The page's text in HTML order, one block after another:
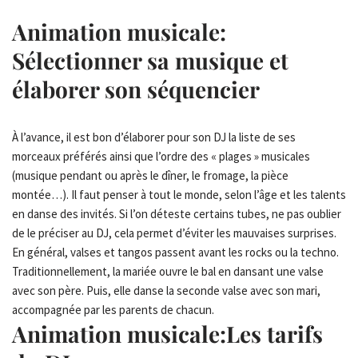
Animation musicale:
Sélectionner sa musique et
élaborer son séquencier
À l’avance, il est bon d’élaborer pour son DJ la liste de ses
morceaux préférés ainsi que l’ordre des « plages » musicales
(musique pendant ou après le dîner, le fromage, la pièce
montée…). Il faut penser à tout le monde, selon l’âge et les talents
en danse des invités. Si l’on déteste certains tubes, ne pas oublier
de le préciser au DJ, cela permet d’éviter les mauvaises surprises.
En général, valses et tangos passent avant les rocks ou la techno.
Traditionnellement, la mariée ouvre le bal en dansant une valse
avec son père. Puis, elle danse la seconde valse avec son mari,
accompagnée par les parents de chacun.
Animation musicale:Les tarifs